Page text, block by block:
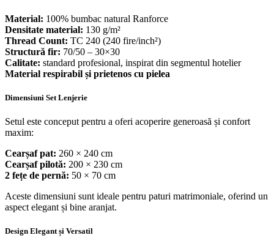
Material: 100% bumbac natural Ranforce
Densitate material: 130 g/m²
Thread Count: TC 240 (240 fire/inch²)
Structură fir: 70/50 – 30×30
Calitate: standard profesional, inspirat din segmentul hotelier
Material respirabil și prietenos cu pielea
Dimensiuni Set Lenjerie
Setul este conceput pentru a oferi acoperire generoasă și confort
maxim:
Cearșaf pat: 260 × 240 cm
Cearșaf pilotă: 200 × 230 cm
2 fețe de pernă: 50 × 70 cm
Aceste dimensiuni sunt ideale pentru paturi matrimoniale, oferind un
aspect elegant și bine aranjat.
Design Elegant și Versatil